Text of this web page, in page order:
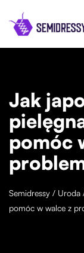
Jak
pomóc
Semidressy / Uroda
pomóc w walce z